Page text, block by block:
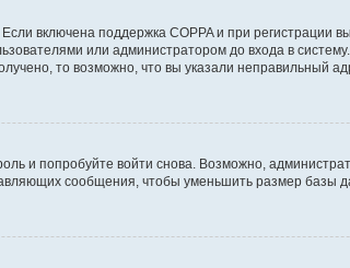
включена поддержка COPPA и при регистрации
или администратором до входа в
то возможно, что вы указали неправильный
и попробуйте войти снова. Возможно,
сообщения, чтобы уменьшить размер базы